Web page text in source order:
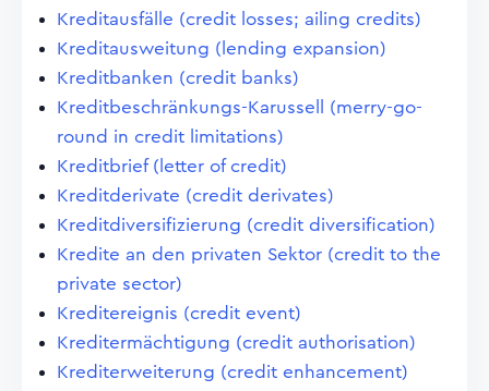
Kreditausfälle (credit losses; ailing credits)
Kreditausweitung (lending expansion)
Kreditbanken (credit banks)
Kreditbeschränkungs-Karussell (merry-go-
round in credit limitations)
Kreditbrief (letter of credit)
Kreditderivate (credit derivates)
Kreditdiversifizierung (credit diversification)
Kredite an den privaten Sektor (credit to the
private sector)
Kreditereignis (credit event)
Kreditermächtigung (credit authorisation)
Krediterweiterung (credit enhancement)